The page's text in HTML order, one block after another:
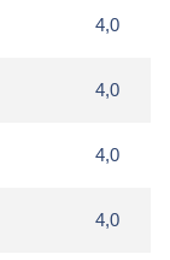
4,0
4,0
4,0
4,0